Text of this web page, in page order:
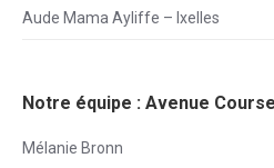
Aude Mama Ayliffe – Ixelles
Notre équipe : Avenue
Mélanie Bronn